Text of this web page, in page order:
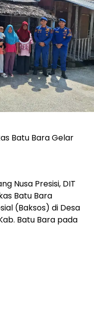
Batu Bara Gelar
Nusa Presisi, DIT
Batu Bara
(Baksos) di Desa
Batu Bara pada